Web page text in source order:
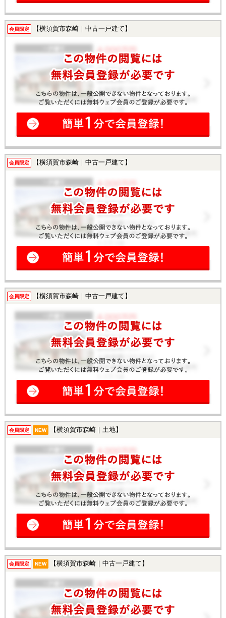
会員限定 【横須賀市森崎｜中古一戸建て】
会員限定 【横須賀市森崎｜中古一戸建て】
会員限定 【横須賀市森崎｜中古一戸建て】
会員限定 NEW 【横須賀市森崎｜土地】
会員限定 NEW 【横須賀市森崎｜中古一戸建て】